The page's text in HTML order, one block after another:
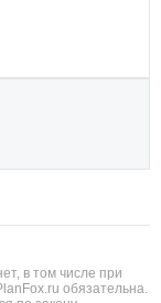
в том числе при
обязательна.